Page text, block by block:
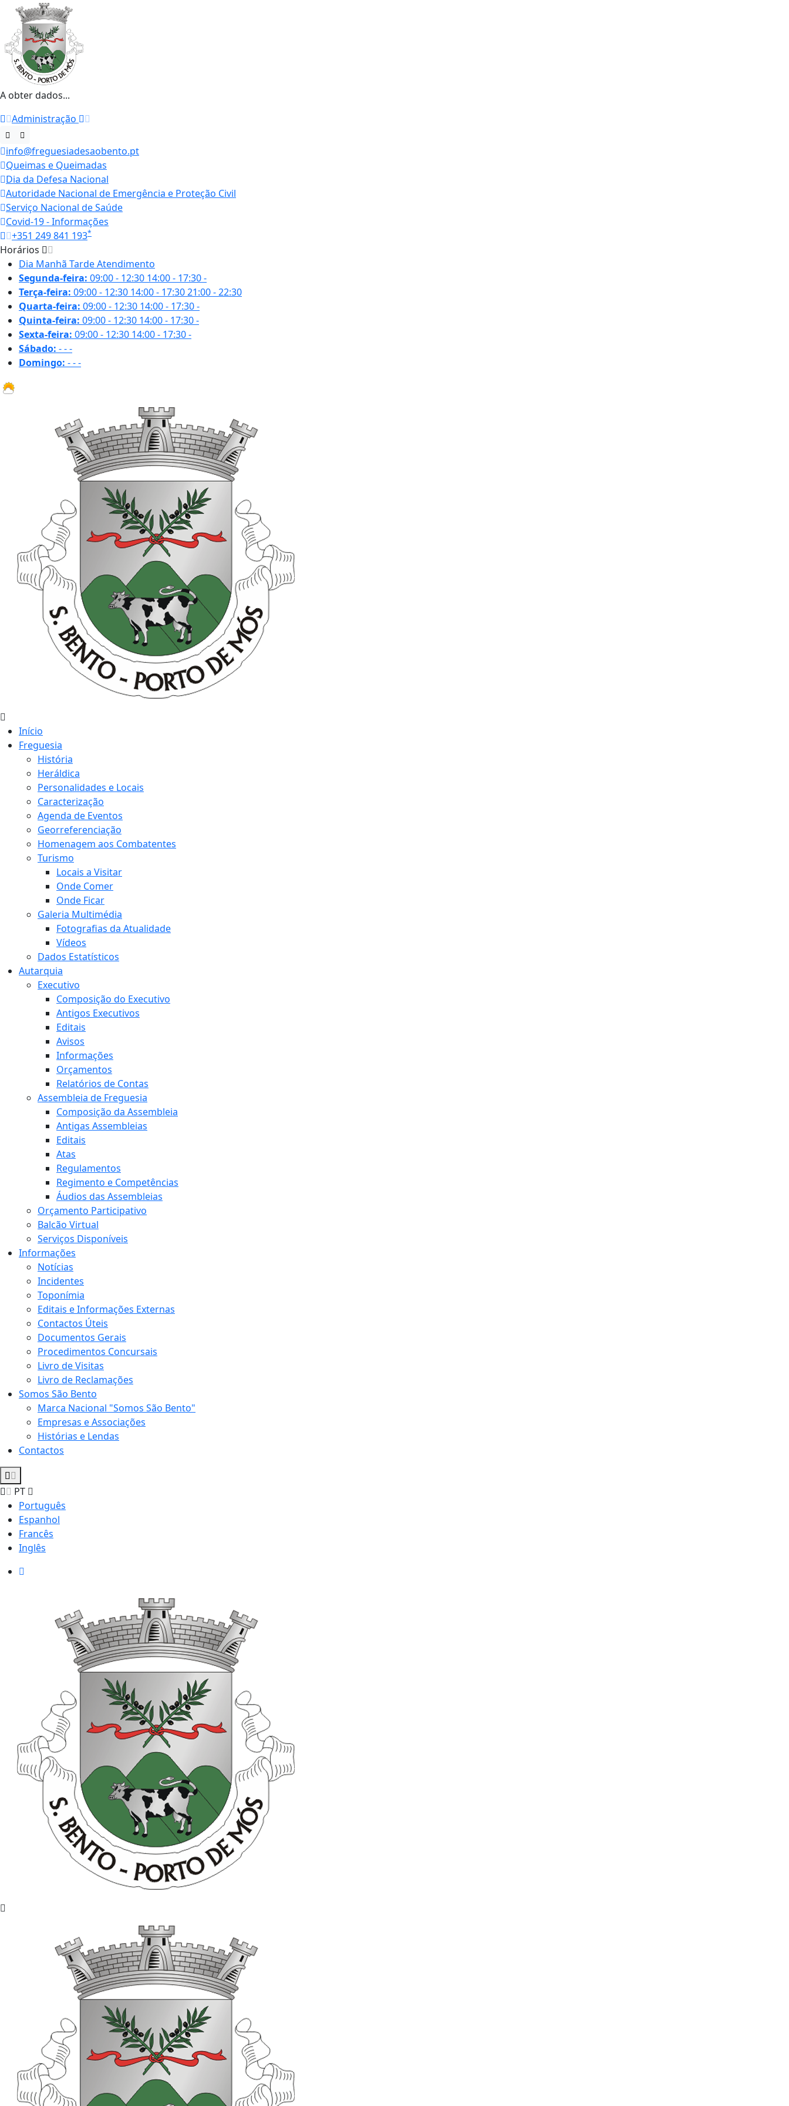
A obter dados...
Administração
info@freguesiadesaobento.pt
Queimas e Queimadas
Dia da Defesa Nacional
Autoridade Nacional de Emergência e Proteção Civil
Serviço Nacional de Saúde
Covid-19 - Informações
+351 249 841 193*
Horários
Dia Manhã TardeAtendimento
Segunda-feira: 09:00 - 12:30 14:00 - 17:30-
Terça-feira: 09:00 - 12:30 14:00 - 17:3021:00 - 22:30
Quarta-feira: 09:00 - 12:30 14:00 - 17:30-
Quinta-feira: 09:00 - 12:30 14:00 - 17:30-
Sexta-feira: 09:00 - 12:30 14:00 - 17:30-
Sábado: ---
Domingo: ---
Início
Freguesia
História
Heráldica
Personalidades e Locais
Caracterização
Agenda de Eventos
Georreferenciação
Homenagem aos Combatentes
Turismo
Locais a Visitar
Onde Comer
Onde Ficar
Galeria Multimédia
Fotografias da Atualidade
Vídeos
Dados Estatísticos
Autarquia
Executivo
Composição do Executivo
Antigos Executivos
Editais
Avisos
Informações
Orçamentos
Relatórios de Contas
Assembleia de Freguesia
Composição da Assembleia
Antigas Assembleias
Editais
Atas
Regulamentos
Regimento e Competências
Áudios das Assembleias
Orçamento Participativo
Balcão Virtual
Serviços Disponíveis
Informações
Notícias
Incidentes
Toponímia
Editais e Informações Externas
Contactos Úteis
Documentos Gerais
Procedimentos Concursais
Livro de Visitas
Livro de Reclamações
Somos São Bento
Marca Nacional "Somos São Bento"
Empresas e Associações
Histórias e Lendas
Contactos
PT
Português
Espanhol
Francês
Inglês